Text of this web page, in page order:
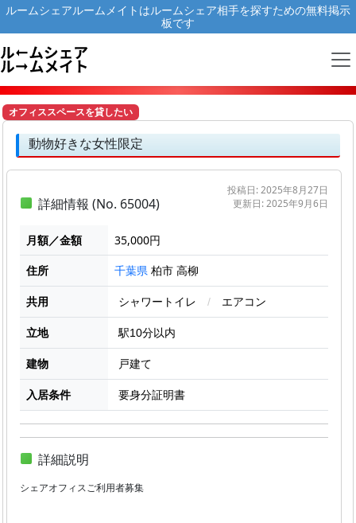
ルームシェアルームメイトはルームシェア相手を探すための無料掲示
板です
オフィススペースを貸したい
動物好きな女性限定
投稿日: 2025年8月27日
更新日: 2025年9月6日
詳細情報 (No. 65004)
月額／金額
35,000円
住所
千葉県 柏市 高柳
共用 シャワートイレ / エアコン
立地 駅10分以内
建物 戸建て
入居条件 要身分証明書
詳細説明
シェアオフィスご利用者募集